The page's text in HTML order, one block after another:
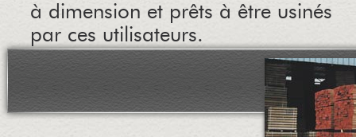
à dimension et prêts à être usinés
par ces utilisateurs.